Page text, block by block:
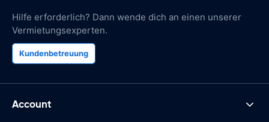
Hilfe erforderlich? Dann wende dich an einen unserer
Vermietungsexperten.
Kundenbetreuung
Account